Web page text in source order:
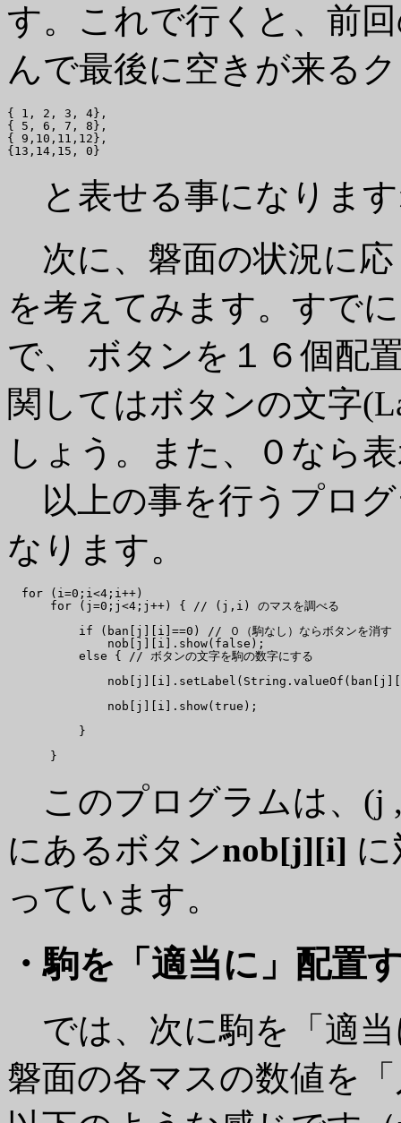
す。これで行くと、前
んで最後に空きが来る
{ 1, 2, 3, 4},
{ 5, 6, 7, 8},
{ 9,10,11,12},
と表せる事になりま
次に、磐面の状況に
を考えてみます。すで
で、 ボタンを１６個配
関してはボタンの文字
しょう。また、０なら
以上の事を行うプロ
なります。
  for (i=0;i<4;i++)
      for (j=0;j<4;j++) { // (j,i) のマスを調べる
          if (ban[j][i]==0) // ０（駒なし）ならボタンを消す
              nob[j][i].show(false);
          else { // ボタンの文字を駒の数字にする
              nob[j][i].show(true);
          }
このプログラムは、(j
にあるボタンnob[j][i]
っています。
・駒を「適当に」配置
では、次に駒を「適
磐面の各マスの数値を